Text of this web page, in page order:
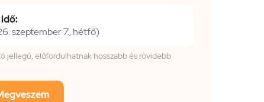
szeptember 7., hétfő)
jellegű, előfordulhatnak hosszabb és rövidebb